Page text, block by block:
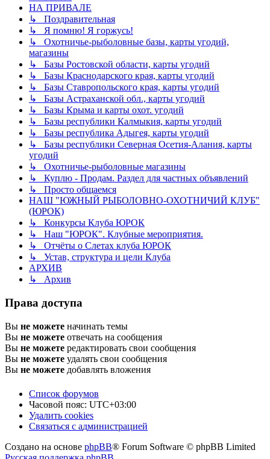
НА ПРИВАЛЕ
↳ Поздравительная
↳ Я помню! Я горжусь!
↳ Охотничье-рыболовные базы, карты угодий,
магазины
↳ Базы Ростовской области, карты угодий
↳ Базы Краснодарского края, карты угодий
↳ Базы Ставропольского края, карты угодий
↳ Базы Астраханской обл., карты угодий
↳ Базы Крыма и карты охот. угодий
↳ Базы республики Калмыкия, карты угодий
↳ Базы республика Адыгея, карты угодий
↳ Базы республики Северная Осетия-Алания, карты
угодий
↳ Охотничье-рыболовные магазины
↳ Куплю - Продам. Раздел для частных объявлений
↳ Просто общаемся
НАШ "ЮЖНЫЙ РЫБОЛОВНО-ОХОТНИЧИЙ КЛУБ"
(ЮРОК)
↳ Конкурсы Клуба ЮРОК
↳ Наш "ЮРОК". Клубные мероприятия.
↳ Отчёты о Слетах клуба ЮРОК
↳ Устав, структура и цели Клуба
АРХИВ
↳ Архив
Права доступа
Вы не можете начинать темы
Вы не можете отвечать на сообщения
Вы не можете редактировать свои сообщения
Вы не можете удалять свои сообщения
Вы не можете добавлять вложения
Список форумов
Часовой пояс: UTC+03:00
Удалить cookies
Связаться
администрацией
Связаться с администрацией
Создано на основе phpBB® Forum Software © phpBB Limited